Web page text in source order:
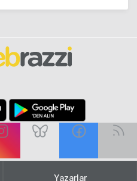
Yazarlar